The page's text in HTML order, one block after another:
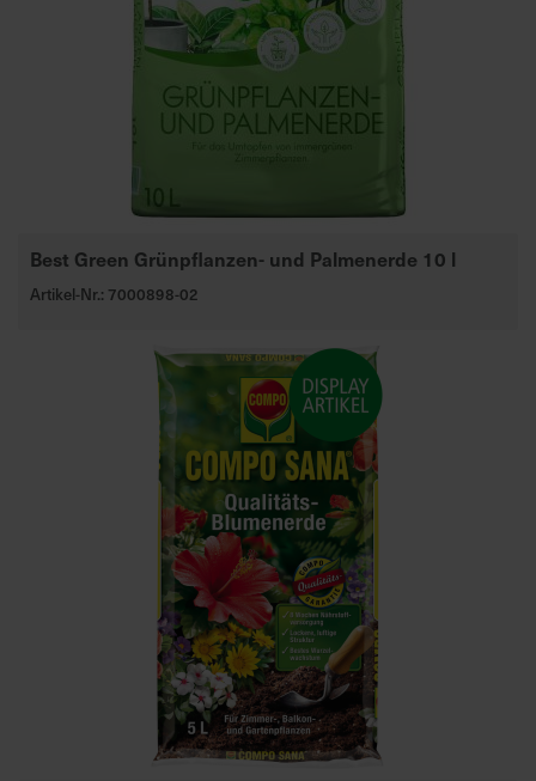
Best Green Grünpflanzen- und Palmenerde 10 l
Artikel-Nr.: 7000898-02